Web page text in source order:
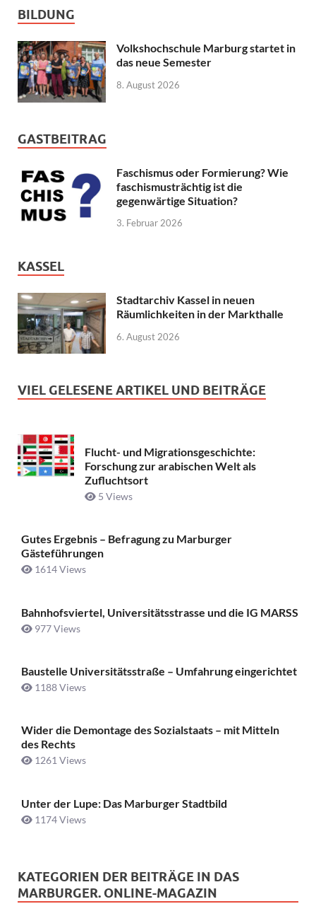
BILDUNG
Volkshochschule Marburg startet in
das neue Semester
8. August 2026
GASTBEITRAG
Faschismus oder Formierung? Wie
faschismusträchtig ist die
gegenwärtige Situation?
3. Februar 2026
KASSEL
Stadtarchiv Kassel in neuen
Räumlichkeiten in der Markthalle
6. August 2026
VIEL GELESENE ARTIKEL UND BEITRÄGE
Flucht- und Migrationsgeschichte:
Forschung zur arabischen Welt als
Zufluchtsort
5 Views
Gutes Ergebnis – Befragung zu Marburger
Gästeführungen
1614 Views
Bahnhofsviertel, Universitätsstrasse und die IG MARSS
977 Views
Baustelle Universitätsstraße ­– Umfahrung eingerichtet
1188 Views
Wider die Demontage des Sozialstaats – mit Mitteln
des Rechts
1261 Views
Unter der Lupe: Das Marburger Stadtbild
1174 Views
KATEGORIEN DER BEITRÄGE IN DAS
MARBURGER. ONLINE-MAGAZIN